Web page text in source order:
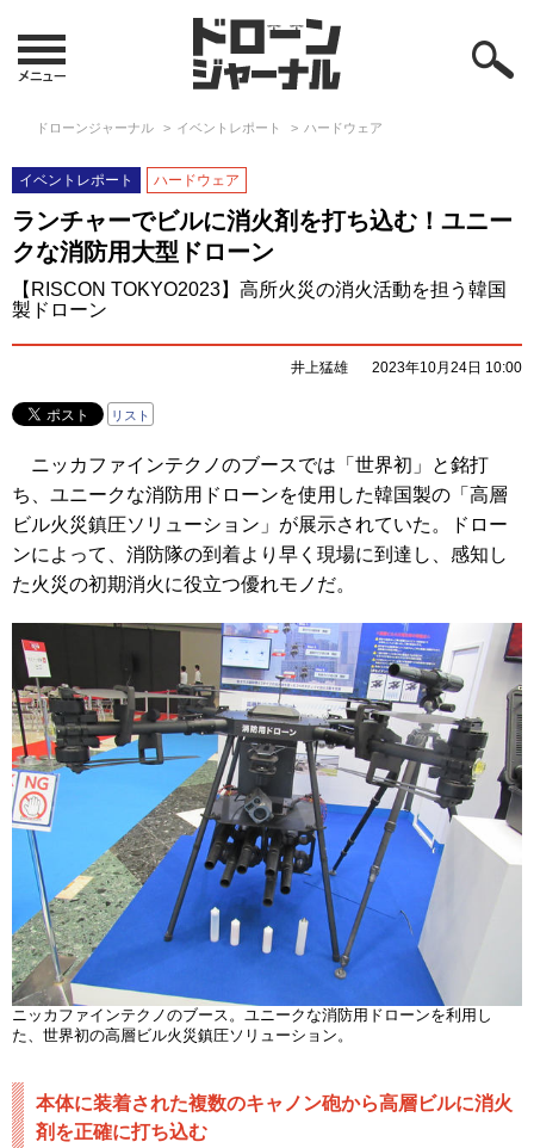
ドローンジャーナル イベントレポート ハードウェア
イベントレポート ハードウェア
ランチャーでビルに消火剤を打ち込む！ユニー
クな消防用大型ドローン
【RISCON TOKYO2023】高所火災の消火活動を担う韓国
製ドローン
井上猛雄 2023年10月24日 10:00
リスト
ニッカファインテクノのブースでは「世界初」と銘打
ち、ユニークな消防用ドローンを使用した韓国製の「高層
ビル火災鎮圧ソリューション」が展示されていた。ドロー
ンによって、消防隊の到着より早く現場に到達し、感知し
た火災の初期消火に役立つ優れモノだ。
ニッカファインテクノのブース。ユニークな消防用ドローンを利用し
た、世界初の高層ビル火災鎮圧ソリューション。
本体に装着された複数のキャノン砲から高層ビルに消火
剤を正確に打ち込む